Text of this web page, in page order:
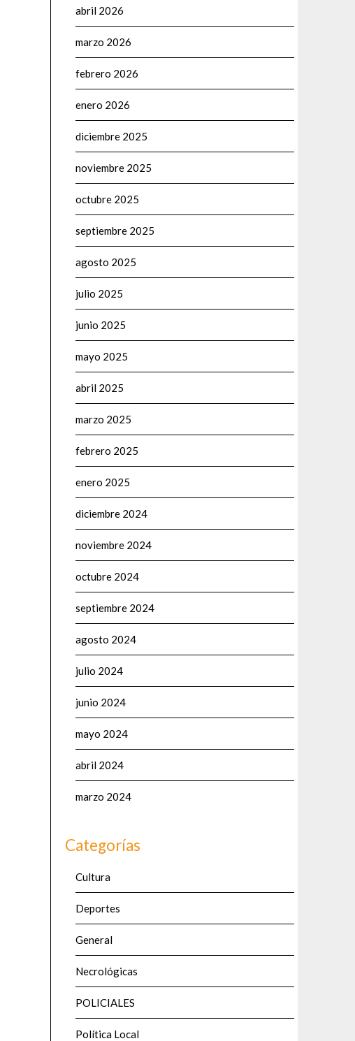
abril 2026
marzo 2026
febrero 2026
enero 2026
diciembre 2025
noviembre 2025
octubre 2025
septiembre 2025
agosto 2025
julio 2025
junio 2025
mayo 2025
abril 2025
marzo 2025
febrero 2025
enero 2025
diciembre 2024
noviembre 2024
octubre 2024
septiembre 2024
agosto 2024
julio 2024
junio 2024
mayo 2024
abril 2024
marzo 2024
Categorías
Cultura
Deportes
General
Necrológicas
POLICIALES
Política Local